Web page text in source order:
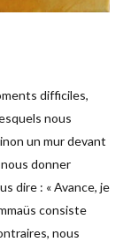
difficiles,
nous
un mur devant
donner
dire : « Avance, je
consiste
nous